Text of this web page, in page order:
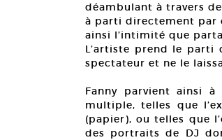
déambulant à travers
à parti directement par
ainsi l’intimité que
L’artiste prend le
spectateur et ne le
Fanny parvient ainsi
multiple, telles que
(papier), ou telles que
des portraits de DJ